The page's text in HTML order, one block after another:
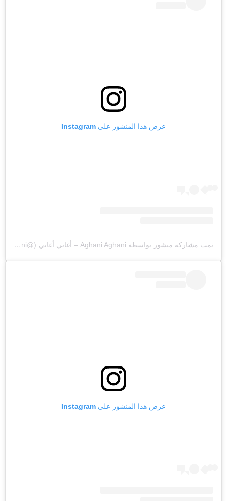
عرض هذا المنشور على Instagram
تمت مشاركة منشور بواسطة ‏‎Aghani Aghani – أغاني أغاني‎‏ (@‏‎aghaniaghani‎‏)
عرض هذا المنشور على Instagram